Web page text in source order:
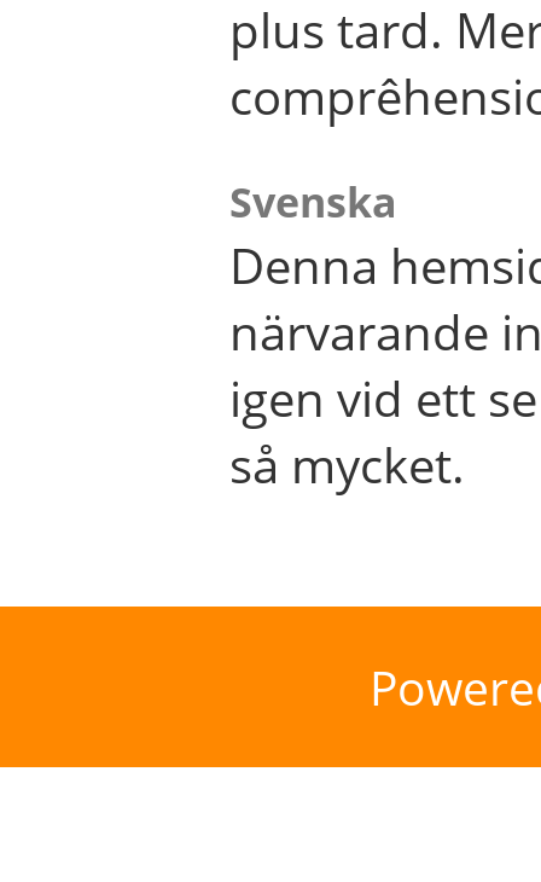
plus tard.
Svenska
Denna
närvarande
igen vid ett
så mycket.